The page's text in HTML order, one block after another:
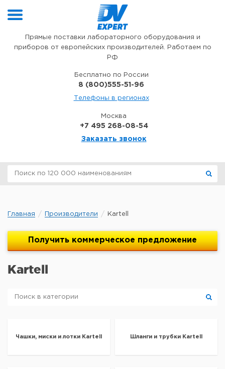
Прямые поставки лабораторного оборудования и
приборов от европейских производителей. Работаем по
РФ
Бесплатно по России
8 (800)555-51-96
Телефоны в регионах
Москва
+7 495 268-08-54
Заказать звонок
Главная Производители Kartell
Получить коммерческое предложение
Kartell
Чашки, миски и лотки Kartell Шланги и трубки Kartell